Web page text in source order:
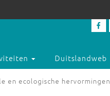
Duitslandweb
en ecologische hervormingen